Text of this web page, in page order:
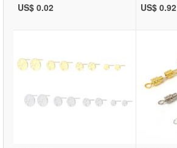
US$ 0.02 US$ 0.92